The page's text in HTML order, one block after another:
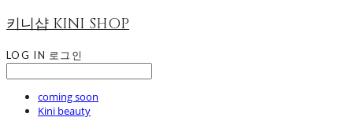
키니샵 KINI SHOP
LOG IN 로그인
coming soon
Kini beauty